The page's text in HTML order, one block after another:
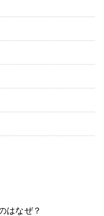
はなぜ？